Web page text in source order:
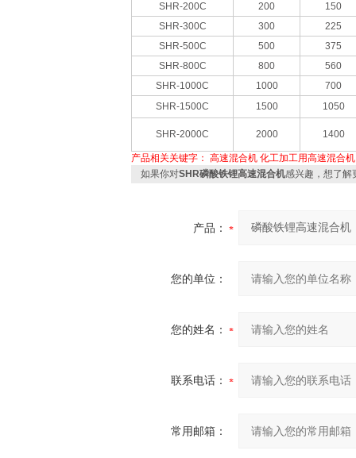
SHR-200C
200
150
SHR-300C
300
225
SHR-500C
500
375
SHR-800C
800
560
SHR-1000C
1000
700
SHR-1500C
1500 1050
SHR-2000C 2000 1400
产品相关关键字： 高速混合机 化工加工用高速混合机
如果你对SHR磷酸铁锂‌高速混合机感兴趣，想了解
产品：
您的单位：
您的姓名：
联系电话：
常用邮箱：